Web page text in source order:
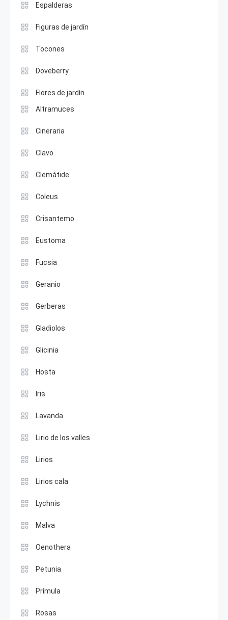
Espalderas
Figuras de jardín
Tocones
Doveberry
Flores de jardín
Altramuces
Cineraria
Clavo
Clemátide
Coleus
Crisantemo
Eustoma
Fucsia
Geranio
Gerberas
Gladiolos
Glicinia
Hosta
Iris
Lavanda
Lirio de los valles
Lirios
Lirios cala
Lychnis
Malva
Oenothera
Petunia
Prímula
Rosas